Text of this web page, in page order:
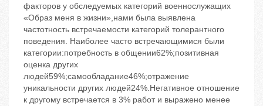
факторов у обследуемых категорий военнослужащих
«Образ меня в жизни»,нами была выявлена
частотность встречаемости категорий толерантного
поведения. Наиболее часто встречающимися были
категории:потребность в общении‬62%;позитивная
оценка других
людей‬59%;самообладание‬46%;отражение
уникальности других людей‬24%.Негативное отношение
к другому встречается в 3% работ и выражено менее